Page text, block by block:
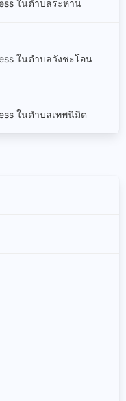
ในตำบลระหาน
ในตำบลวังชะโอน
ในตำบลเทพนิมิต